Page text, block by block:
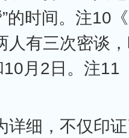
的时间。注10
人有三次密谈
月2日。注11
详细，不仅印